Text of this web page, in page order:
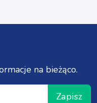
na bieżąco.
Zapisz